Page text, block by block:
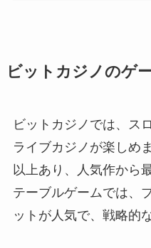
ビットカジノのゲ
ビットカジノでは、ス
ライブカジノが楽しめ
以上あり、人気作から
テーブルゲームでは、
ットが人気で、戦略的